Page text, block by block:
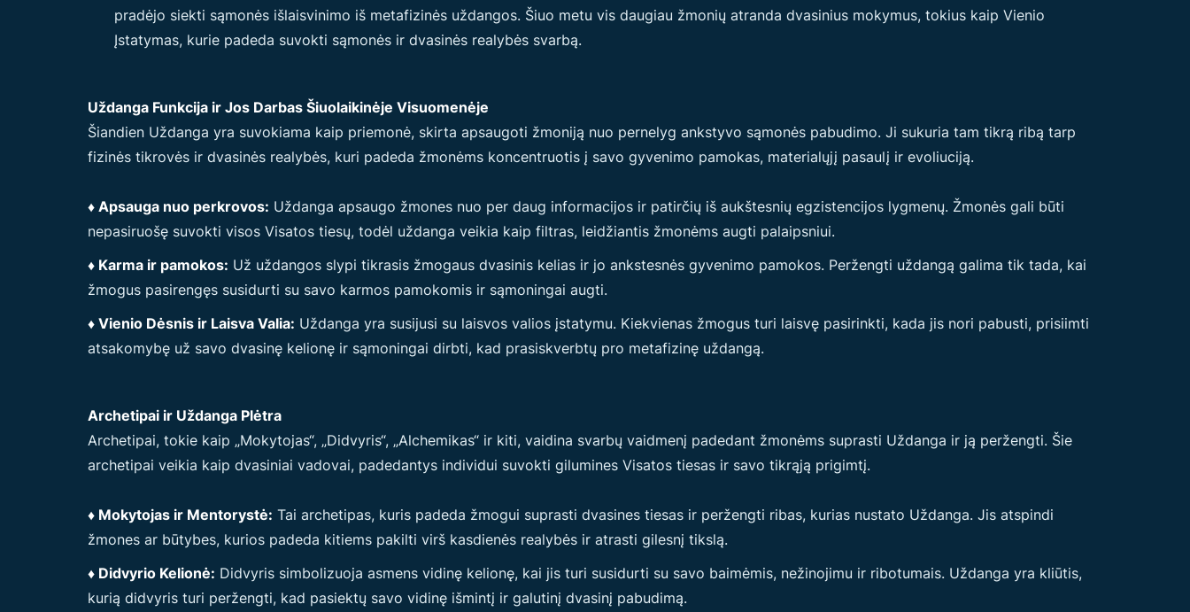
pradėjo siekti sąmonės išlaisvinimo iš metafizinės uždangos. Šiuo metu vis daugiau žmonių atranda dvasinius mokymus, tokius kaip Vienio
Įstatymas, kurie padeda suvokti sąmonės ir dvasinės realybės svarbą.
Uždanga Funkcija ir Jos Darbas Šiuolaikinėje Visuomenėje
Šiandien Uždanga yra suvokiama kaip priemonė, skirta apsaugoti žmoniją nuo pernelyg ankstyvo sąmonės pabudimo. Ji sukuria tam tikrą ribą tarp
fizinės tikrovės ir dvasinės realybės, kuri padeda žmonėms koncentruotis į savo gyvenimo pamokas, materialųjį pasaulį ir evoliuciją.
♦ Apsauga nuo perkrovos: Uždanga apsaugo žmones nuo per daug informacijos ir patirčių iš aukštesnių egzistencijos lygmenų. Žmonės gali būti
nepasiruošę suvokti visos Visatos tiesų, todėl uždanga veikia kaip filtras, leidžiantis žmonėms augti palaipsniui.
♦ Karma ir pamokos: Už uždangos slypi tikrasis žmogaus dvasinis kelias ir jo ankstesnės gyvenimo pamokos. Peržengti uždangą galima tik tada, kai
žmogus pasirengęs susidurti su savo karmos pamokomis ir sąmoningai augti.
♦ Vienio Dėsnis ir Laisva Valia: Uždanga yra susijusi su laisvos valios įstatymu. Kiekvienas žmogus turi laisvę pasirinkti, kada jis nori pabusti, prisiimti
atsakomybę už savo dvasinę kelionę ir sąmoningai dirbti, kad prasiskverbtų pro metafizinę uždangą.
Archetipai ir Uždanga Plėtra
Archetipai, tokie kaip „Mokytojas“, „Didvyris“, „Alchemikas“ ir kiti, vaidina svarbų vaidmenį padedant žmonėms suprasti Uždanga ir ją peržengti. Šie
archetipai veikia kaip dvasiniai vadovai, padedantys individui suvokti gilumines Visatos tiesas ir savo tikrąją prigimtį.
♦ Mokytojas ir Mentorystė: Tai archetipas, kuris padeda žmogui suprasti dvasines tiesas ir peržengti ribas, kurias nustato Uždanga. Jis atspindi
žmones ar būtybes, kurios padeda kitiems pakilti virš kasdienės realybės ir atrasti gilesnį tikslą.
♦ Didvyrio Kelionė: Didvyris simbolizuoja asmens vidinę kelionę, kai jis turi susidurti su savo baimėmis, nežinojimu ir ribotumais. Uždanga yra kliūtis,
kurią didvyris turi peržengti, kad pasiektų savo vidinę išmintį ir galutinį dvasinį pabudimą.